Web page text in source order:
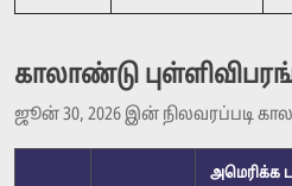
காலாண்டு
ஜூன் 30, 2026 இன் நிலவரப்படி
அமெரிக்க